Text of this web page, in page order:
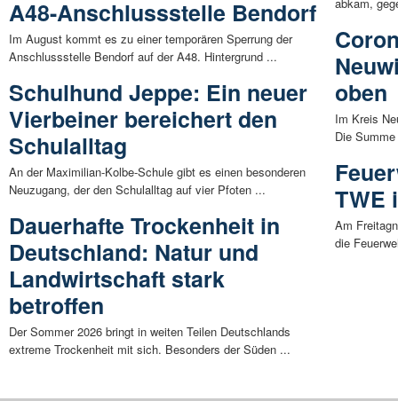
A48-Anschlussstelle Bendorf
Im August kommt es zu einer temporären Sperrung der
Anschlussstelle Bendorf auf der A48. Hintergrund ...
Schulhund Jeppe: Ein neuer
Vierbeiner bereichert den
Schulalltag
An der Maximilian-Kolbe-Schule gibt es einen besonderen
Neuzugang, der den Schulalltag auf vier Pfoten ...
Dauerhafte Trockenheit in
Deutschland: Natur und
Landwirtschaft stark
betroffen
Der Sommer 2026 bringt in weiten Teilen Deutschlands
extreme Trockenheit mit sich. Besonders der Süden ...
oben
Im Kreis
Die
TWE
Am
die